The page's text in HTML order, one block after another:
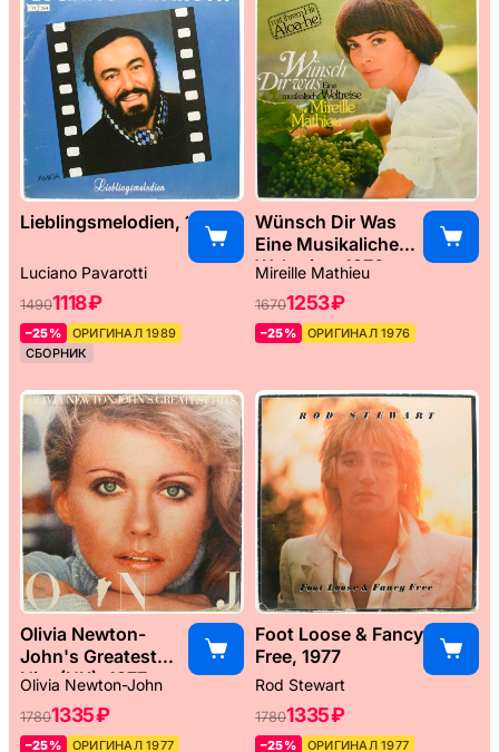
Lieblingsmelodien, 1989
Luciano Pavarotti
14901118 ₽
–25%
ОРИГИНАЛ 1989
СБОРНИК
Wünsch Dir Was
Eine Musikaliche
Weltreise, 1976
Mireille Mathieu
16701253 ₽
–25% ОРИГИНАЛ 1976
Olivia Newton-
John's Greatest
Hits (UK), 1977
Olivia Newton-John
17801335 ₽
–25%
ОРИГИНАЛ 1977
Foot Loose & Fancy
Free, 1977
Rod Stewart
17801335 ₽
–25% ОРИГИНАЛ 1977